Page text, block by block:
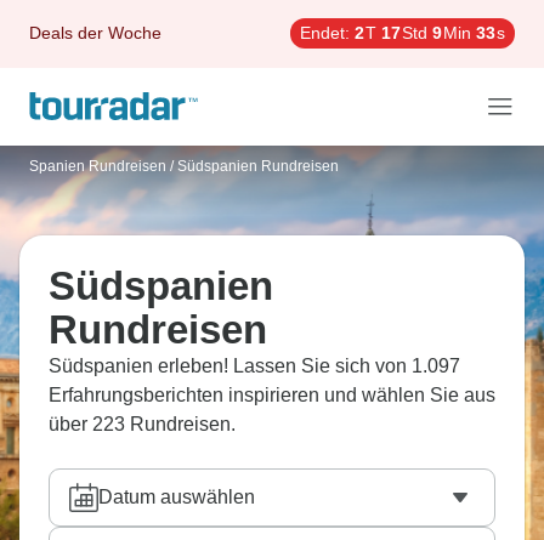
Deals der Woche Endet: 2T 17Std 9Min 31s
Spanien Rundreisen / Südspanien Rundreisen
Südspanien
Rundreisen
Südspanien erleben! Lassen Sie sich von 1.097
Erfahrungsberichten inspirieren und wählen Sie aus
über 223 Rundreisen.
Datum auswählen